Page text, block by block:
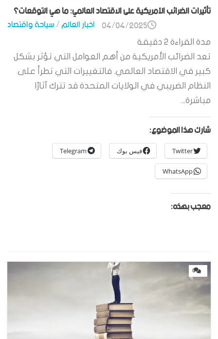
تأثيرات الضرائب الأمريكية على الاقتصاد العالمي: ما هي التوقعات؟
اخبار العالم/سياحة واقتصاد 04/04/2025
مدة القراءة 2 دقيقة
تعد الضرائب الأمريكية من أهم العوامل التي تؤثر بشكل
كبير في الاقتصاد العالمي. فالتغييرات التي تطرأ على
النظام الضريبي في الولايات المتحدة قد تترك آثارًا
مباشرة...
شارك هذا الموضوع:
Twitter فيس بوك Telegram
WhatsApp
معجب بهذه:
0